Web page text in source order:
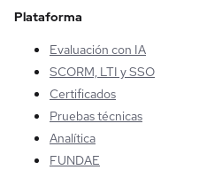
Plataforma
Evaluación con IA
SCORM, LTI y SSO
Certificados
Pruebas técnicas
Analítica
FUNDAE